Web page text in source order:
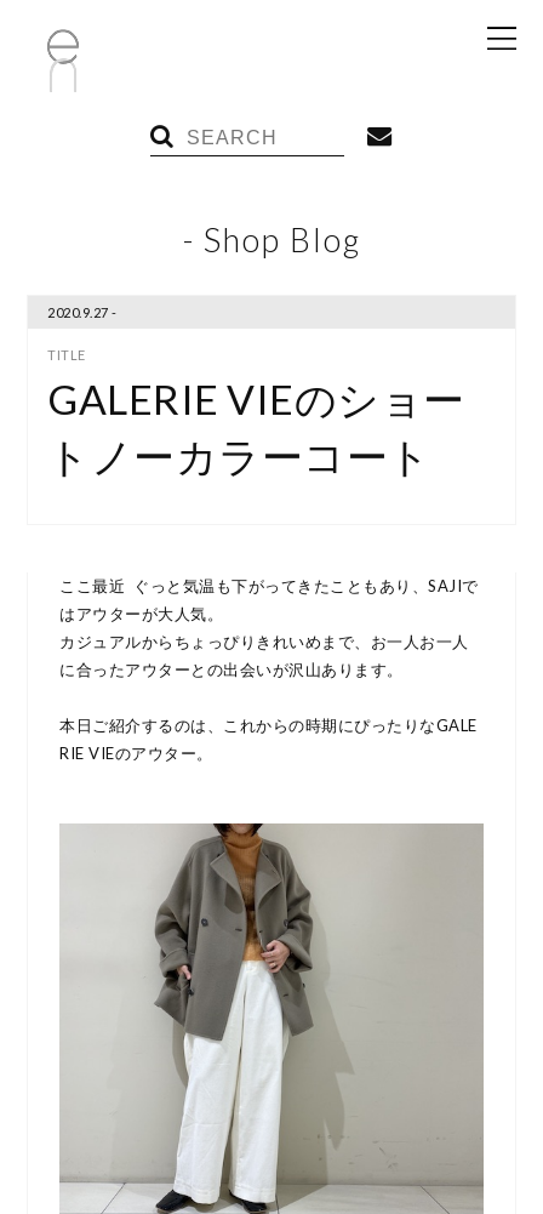
- Shop Blog
2020.9.27 -
GALERIE VIEのショー
トノーカラーコート
ここ最近 ぐっと気温も下がってきたこともあり、SAJIで
はアウターが大人気。
カジュアルからちょっぴりきれいめまで、お一人お一人
に合ったアウターとの出会いが沢山あります。
本日ご紹介するのは、これからの時期にぴったりなGALE
RIE VIEのアウター。